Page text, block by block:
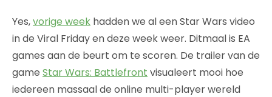
Yes,vorige week hadden we al een Star Wars video
in de Viral Friday en deze week weer. Ditmaal is EA
games aan de beurt om te scoren. De trailer van de
game Star Wars: Battlefront visualeert mooi hoe
iedereen massaal de online multi-player wereld